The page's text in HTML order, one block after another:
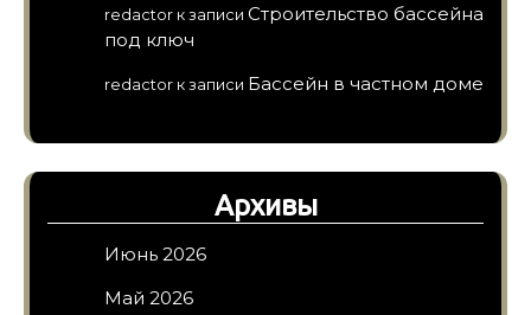
redactor к записи Строительство бассейна
под ключ
redactor к записи Бассейн в частном доме
Архивы
Июнь 2026
Май 2026